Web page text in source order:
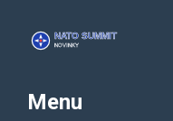
Menu